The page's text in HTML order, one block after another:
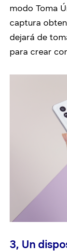
modo Toma
captura
dejará de
para crear
3, Un